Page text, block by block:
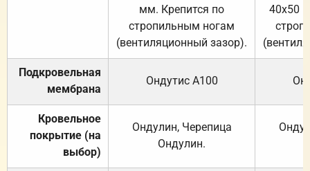
мм. Крепится по
стропильным ногам
(вентиляционный зазор).
40х50
Подкровельная
мембрана
Ондутис А100
Кровельное
покрытие (на
выбор)
Ондулин, Черепица
Ондулин.